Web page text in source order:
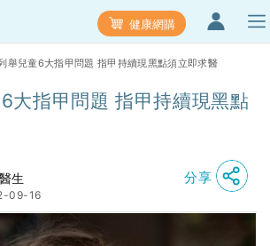
健康網購
列舉兒童6大指甲問題 指甲持續現黑點須立即求醫
大指甲問題 指甲持續現黑點
生
09-16
分享